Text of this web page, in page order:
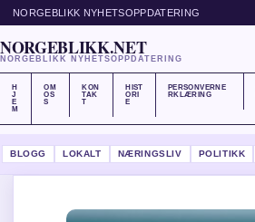
NORGEBLIKK NYHETSOPPDATERING
NORGEBLIKK.NET
NORGEBLIKK NYHETSOPPDATERING
H
J
E
M
OM
OS
S
KON
TAK
T
HIST
ORI
E
PERSONVERNE
RKLÆRING
BLOGG LOKALT NÆRINGSLIV POLITIKK